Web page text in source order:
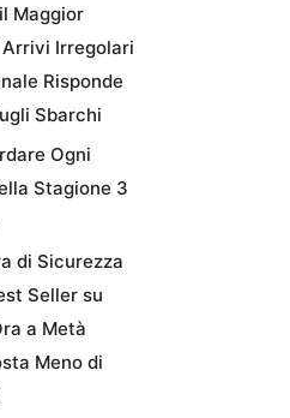
Maggior
Arrivi Irregolari
Risponde
Sbarchi
Ogni
Stagione 3
di Sicurezza
Seller su
a Metà
Meno di